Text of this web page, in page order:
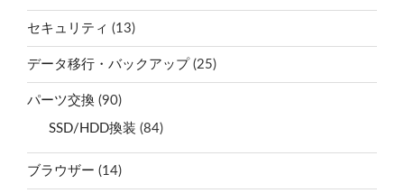
セキュリティ (13)
データ移行・バックアップ (25)
パーツ交換 (90)
SSD/HDD換装 (84)
ブラウザー (14)